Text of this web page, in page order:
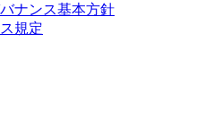
ナンス基本方針
規定